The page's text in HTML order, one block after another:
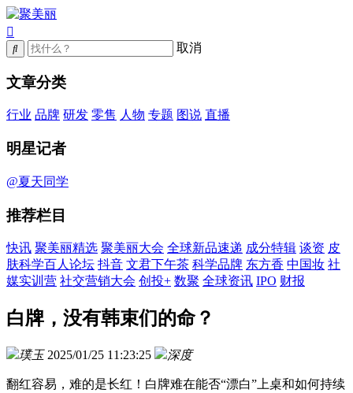
取消
文章分类
行业 品牌 研发 零售 人物 专题 图说 直播
明星记者
@夏天同学
推荐栏目
快讯 聚美丽精选 聚美丽大会 全球新品速递 成分特辑 谈资 皮
肤科学百人论坛 抖音 文君下午茶 科学品牌 东方香 中国妆 社
媒实训营 社交营销大会 创投+ 数聚 全球资讯 IPO 财报
白牌，没有韩束们的命？
璞玉 2025/01/25 11:23:25 深度
翻红容易，难的是长红！白牌难在能否“漂白”上桌和如何持续